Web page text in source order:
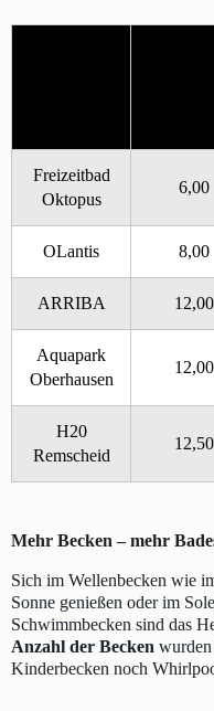
Freizeitbad
Oktopus
6,00
OLantis 8,00
ARRIBA 12,00
Aquapark
Oberhausen
12,00
H20
Remscheid
12,50
Mehr Becken – mehr
Sich im Wellenbecken wie
Sonne genießen oder im
Schwimmbecken sind das
Anzahl der Becken
Kinderbecken noch